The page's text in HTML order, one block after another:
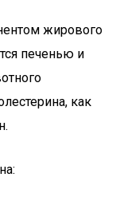
жирового
печенью и
как